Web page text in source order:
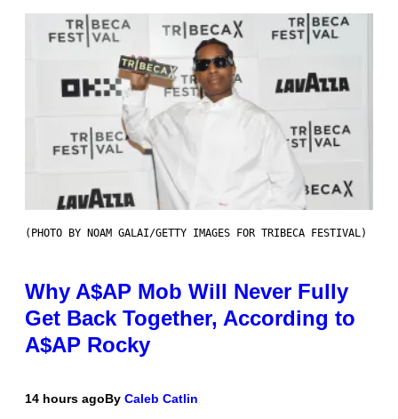
(PHOTO BY NOAM GALAI/GETTY IMAGES FOR TRIBECA FESTIVAL)
Why A$AP Mob Will Never Fully
Get Back Together, According to
A$AP Rocky
14 hours agoBy Caleb Catlin